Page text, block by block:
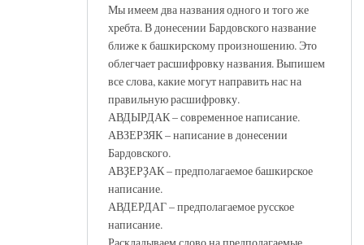
Мы имеем два названия одного и того же
хребта. В донесении Бардовского название
ближе к башкирскому произношению. Это
облегчает расшифровку названия. Выпишем
все слова, какие могут направить нас на
правильную расшифровку.
АВДЫРДАК – современное написание.
АВЗЕРЗЯК – написание в донесении
Бардовского.
АВҘЕРҘАК – предполагаемое башкирское
написание.
АВДЕРДАГ – предполагаемое русское
написание.